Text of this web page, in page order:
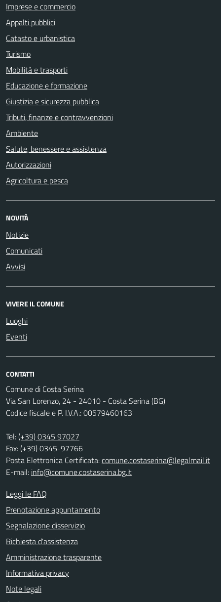
Imprese e commercio
Appalti pubblici
Catasto e urbanistica
Turismo
Mobilità e trasporti
Educazione e formazione
Giustizia e sicurezza pubblica
Tributi, finanze e contravvenzioni
Ambiente
Salute, benessere e assistenza
Autorizzazioni
Agricoltura e pesca
NOVITÀ
Notizie
Comunicati
Avvisi
VIVERE IL COMUNE
Luoghi
Eventi
CONTATTI
Comune di Costa Serina
Via San Lorenzo, 24 - 24010 - Costa Serina (BG)
Codice fiscale e P. I.V.A.: 00579460163
Tel:(+39) 0345 97027
Fax: (+39) 0345-97766
Posta Elettronica Certificata:comune.costaserina@legalmail.it
E-mail: info@comune.costaserina.bg.it
Leggi le FAQ
Prenotazione appuntamento
Segnalazione disservizio
Richiesta d'assistenza
Amministrazione trasparente
Informativa privacy
Note legali